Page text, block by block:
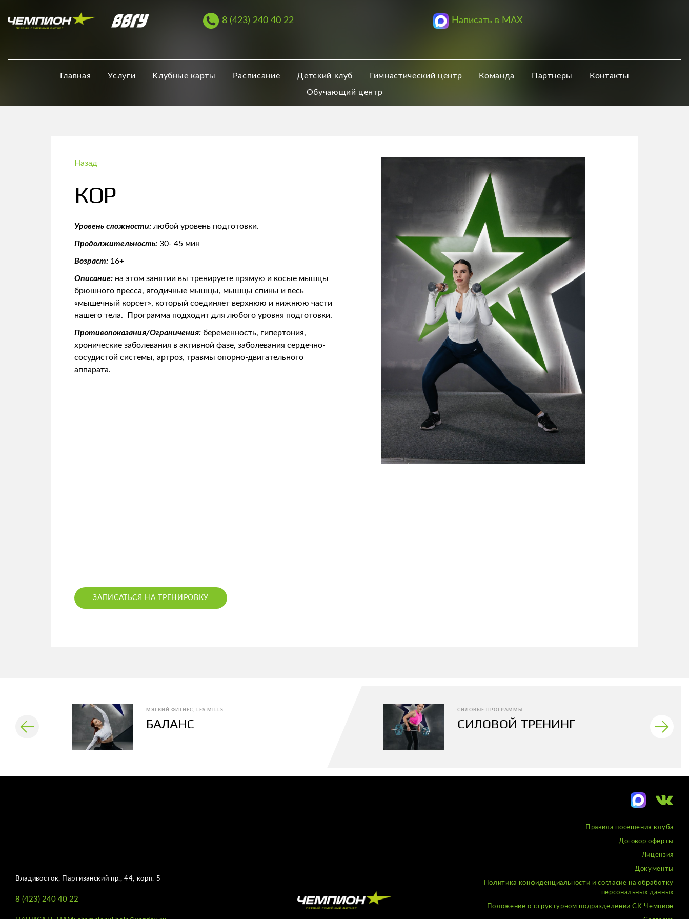
8 (423) 240 40 22 Написать в MAX
Главная Услуги Клубные карты Расписание Детский клуб Гимнастический центр Команда Партнеры Контакты
Обучающий центр
Назад
КОР
Уровень сложности: любой уровень подготовки.
Продолжительность: 30- 45 мин
Возраст: 16+
Описание: на этом занятии вы тренируете прямую и косые мышцы
брюшного пресса, ягодичные мышцы, мышцы спины и весь
«мышечный корсет», который соединяет верхнюю и нижнюю части
нашего тела. Программа подходит для любого уровня подготовки.
Противопоказания/Ограничения: беременность, гипертония,
хронические заболевания в активной фазе, заболевания сердечно-
сосудистой системы, артроз, травмы опорно-двигательного
аппарата.
ЗАПИСАТЬСЯ НА ТРЕНИРОВКУ
МЯГКИЙ ФИТНЕС LES MILLS
БАЛАНС
СИЛОВЫЕ ПРОГРАММЫ
СИЛОВОЙ ТРЕНИНГ
Владивосток, Партизанский пр., 44, корп. 5
8 (423) 240 40 22
Правила посещения клуба
Договор оферты
Лицензия
Документы
Политика конфиденциальности и согласие на обработку
персональных данных
Положение о структурном подразделении СК Чемпион